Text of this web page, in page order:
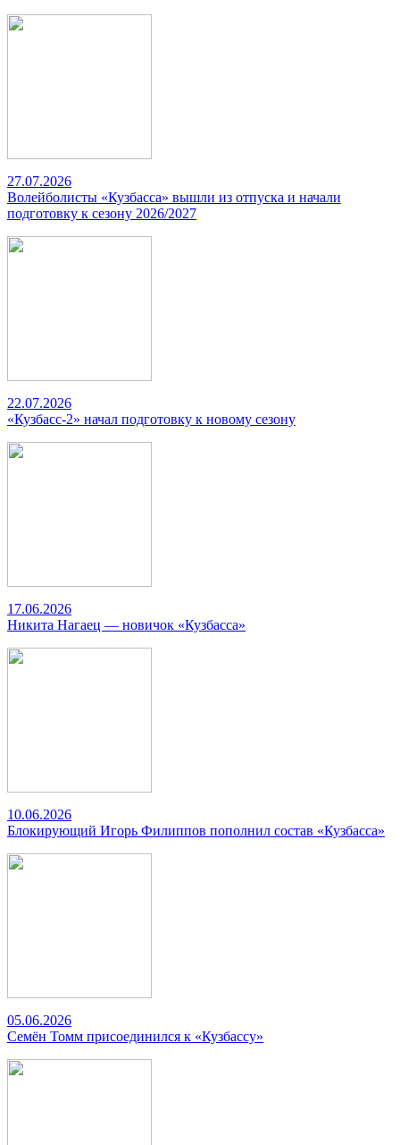
27.07.2026
Волейболисты «Кузбасса» вышли из отпуска и начали
подготовку к сезону 2026/2027
22.07.2026
«Кузбасс-2» начал подготовку к новому сезону
17.06.2026
Никита Нагаец — новичок «Кузбасса»
10.06.2026
Блокирующий Игорь Филиппов пополнил состав «Кузбасса»
05.06.2026
Семён Томм присоединился к «Кузбассу»